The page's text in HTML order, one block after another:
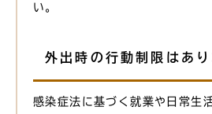
い。
外出時の行動制限はあ
感染症法に基づく就業や日常生